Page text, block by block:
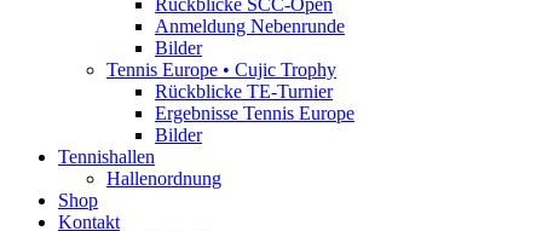
Anmeldung Nebenrunde
Bilder
Tennis Europe • Cujic Trophy
Rückblicke TE-Turnier
Ergebnisse Tennis Europe
Bilder
Tennishallen
Hallenordnung
Shop
Kontakt